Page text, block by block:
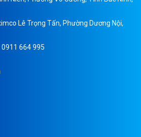
Lê Trọng Tấn, Phường Dương Nội,
664 995